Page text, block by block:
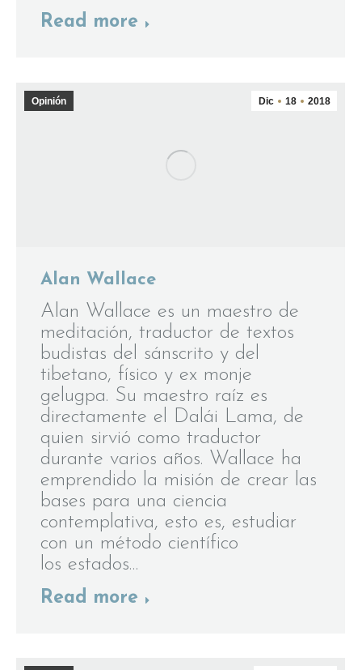
Read more
Dic 18 2018
Opinión
Alan Wallace
Alan Wallace es un maestro de
meditación, traductor de textos
budistas del sánscrito y del
tibetano, físico y ex monje
gelugpa. Su maestro raíz es
directamente el Dalái Lama, de
quien sirvió como traductor
durante varios años. Wallace ha
emprendido la misión de crear las
bases para una ciencia
contemplativa, esto es, estudiar
con un método científico
los estados…
Read more